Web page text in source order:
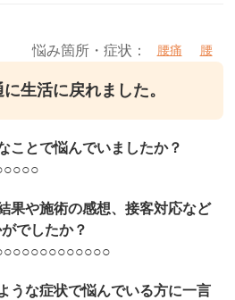
悩み箇所・症状： 腰痛 腰
生活に戻れました。
ことで悩んでいましたか？
果や施術の感想、接客対応など
でしたか？
うな症状で悩んでいる方に一言